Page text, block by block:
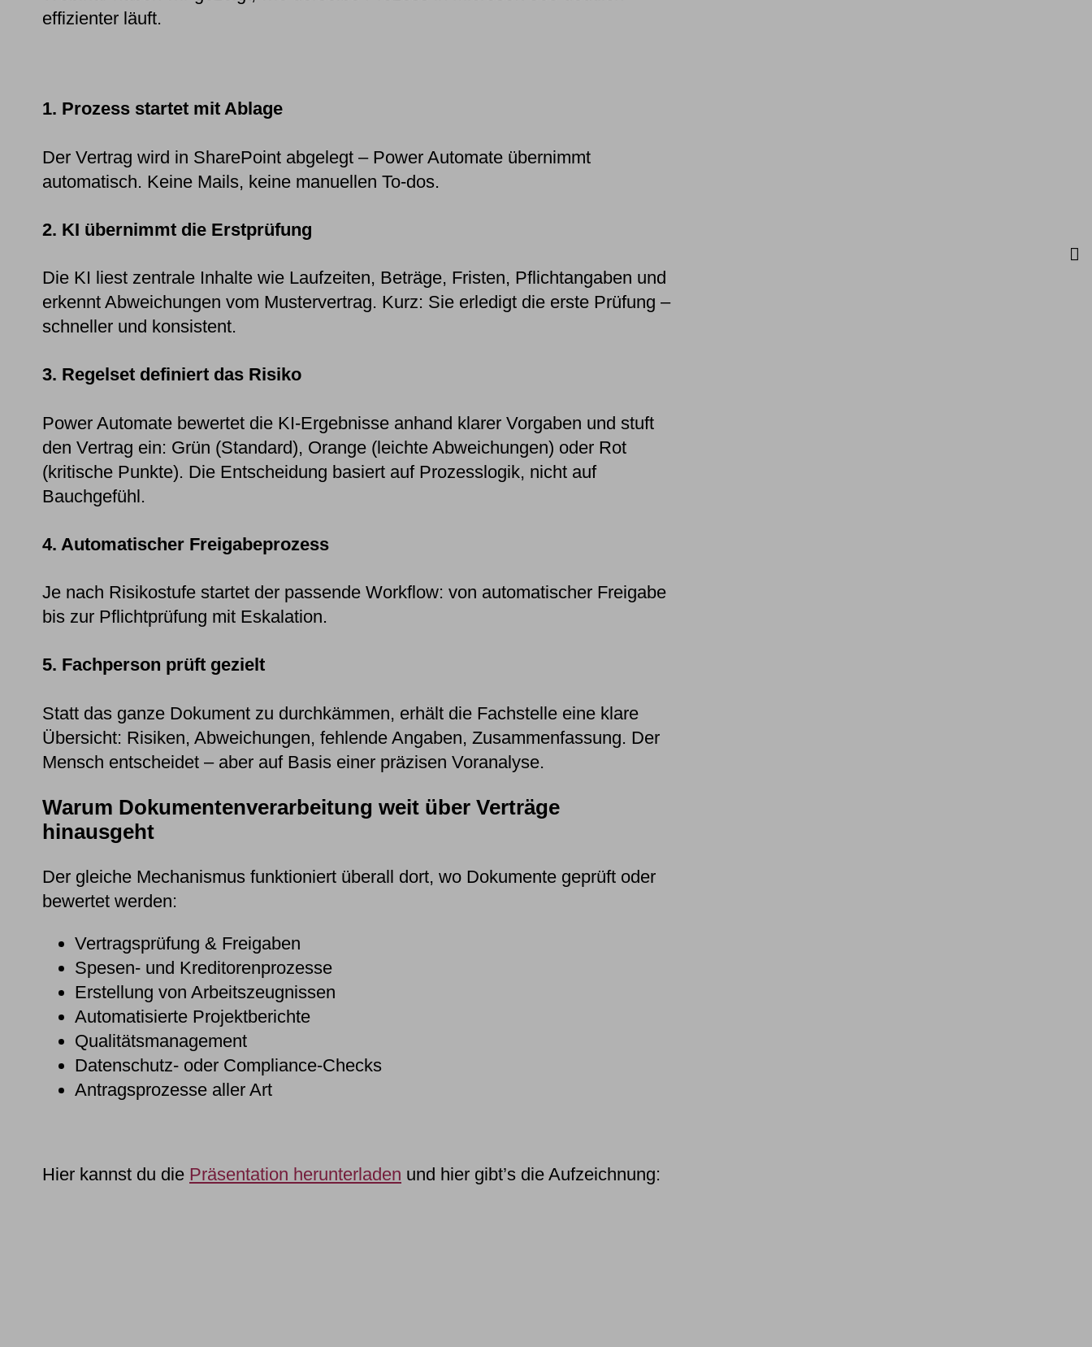
effizienter läuft.
1. Prozess startet mit Ablage
Der Vertrag wird in SharePoint abgelegt – Power Automate übernimmt
automatisch. Keine Mails, keine manuellen To-dos.
2. KI übernimmt die Erstprüfung
Die KI liest zentrale Inhalte wie Laufzeiten, Beträge, Fristen, Pflichtangaben und
erkennt Abweichungen vom Mustervertrag. Kurz: Sie erledigt die erste Prüfung –
schneller und konsistent.
3. Regelset definiert das Risiko
Power Automate bewertet die KI-Ergebnisse anhand klarer Vorgaben und stuft
den Vertrag ein: Grün (Standard), Orange (leichte Abweichungen) oder Rot
(kritische Punkte). Die Entscheidung basiert auf Prozesslogik, nicht auf
Bauchgefühl.
4. Automatischer Freigabeprozess
Je nach Risikostufe startet der passende Workflow: von automatischer Freigabe
bis zur Pflichtprüfung mit Eskalation.
5. Fachperson prüft gezielt
Statt das ganze Dokument zu durchkämmen, erhält die Fachstelle eine klare
Übersicht: Risiken, Abweichungen, fehlende Angaben, Zusammenfassung. Der
Mensch entscheidet – aber auf Basis einer präzisen Voranalyse.
Warum Dokumentenverarbeitung weit über Verträge
hinausgeht
Der gleiche Mechanismus funktioniert überall dort, wo Dokumente geprüft oder
bewertet werden:
Vertragsprüfung & Freigaben
Spesen- und Kreditorenprozesse
Erstellung von Arbeitszeugnissen
Automatisierte Projektberichte
Qualitätsmanagement
Datenschutz- oder Compliance-Checks
Antragsprozesse aller Art
Hier kannst du die Präsentation herunterladen und hier gibt’s die Aufzeichnung: